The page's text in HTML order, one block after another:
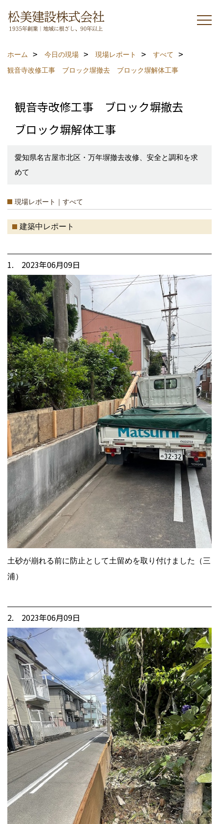
ホーム 今日の現場 現場レポート
すべて
観音寺改修工事 ブロック塀撤去 ブロック塀解体工事
観音寺改修工事 ブロック塀撤去
ブロック塀解体工事
愛知県名古屋市北区・万年塀撤去改修、安全と調和を求
めて
現場レポート｜すべて
建築中レポート
1. 2023年06月09日
土砂が崩れる前に防止として土留めを取り付けました（三
浦）
2. 2023年06月09日